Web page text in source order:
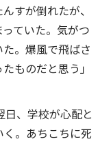
すが倒れたが、
ていた。気がつ
。爆風で飛ばさ
ものだと思う」
、学校が心配と
。あちこちに死